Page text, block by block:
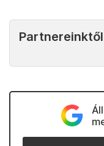
Partnereinktől